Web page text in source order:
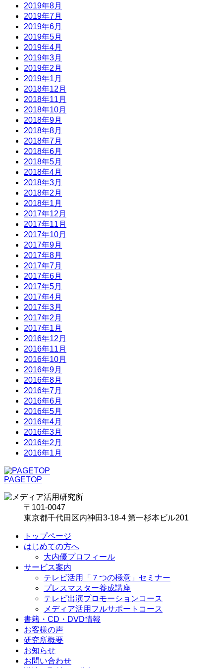
2019年8月
2019年7月
2019年6月
2019年5月
2019年4月
2019年3月
2019年2月
2019年1月
2018年12月
2018年11月
2018年10月
2018年9月
2018年8月
2018年7月
2018年6月
2018年5月
2018年4月
2018年3月
2018年2月
2018年1月
2017年12月
2017年11月
2017年10月
2017年9月
2017年8月
2017年7月
2017年6月
2017年5月
2017年4月
2017年3月
2017年2月
2017年1月
2016年12月
2016年11月
2016年10月
2016年9月
2016年8月
2016年7月
2016年6月
2016年5月
2016年4月
2016年3月
2016年2月
2016年1月
PAGETOP
〒101-0047
東京都千代田区内神田3-18-4 第一杉本ビル201
トップページ
はじめての方へ
大内優プロフィール
サービス案内
テレビ活用「７つの極意」セミナー
プレスマスター養成講座
テレビ出演プロモーションコース
メディア活用フルサポートコース
書籍・CD・DVD情報
お客様の声
研究所概要
お知らせ
お問い合わせ